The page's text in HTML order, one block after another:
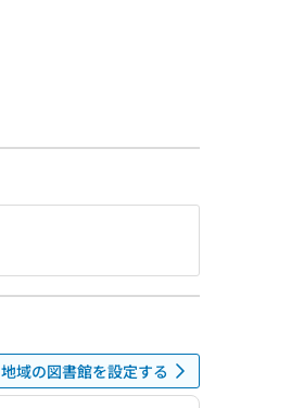
地域の図書館を設定する